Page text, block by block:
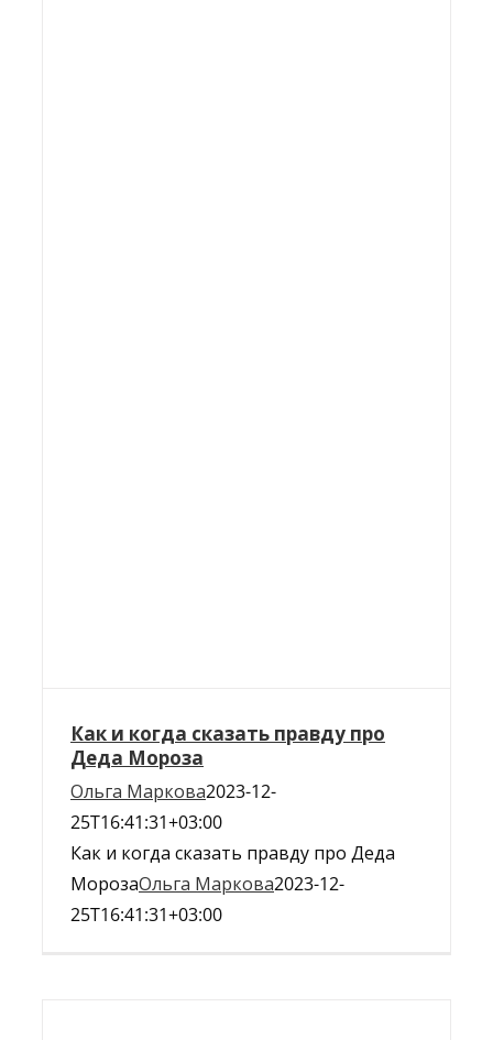
Как и когда сказать правду про
Деда Мороза
Ольга Маркова2023-12-
25T16:41:31+03:00
Как и когда сказать правду про Деда
МорозаОльга Маркова2023-12-
25T16:41:31+03:00